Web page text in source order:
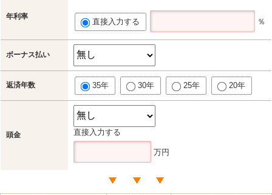
年利率
直接入力する ％
ボーナス払い
返済年数 35年 30年 25年 20年
頭金 直接入力する
万円